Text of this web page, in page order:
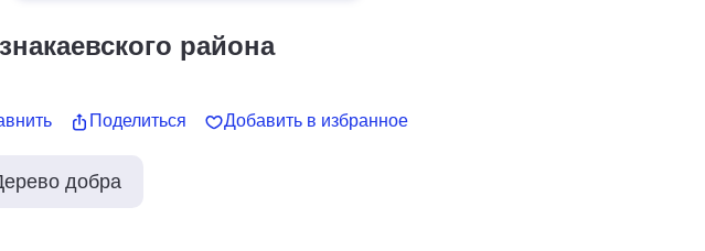
района
Поделиться Добавить в избранное
добра